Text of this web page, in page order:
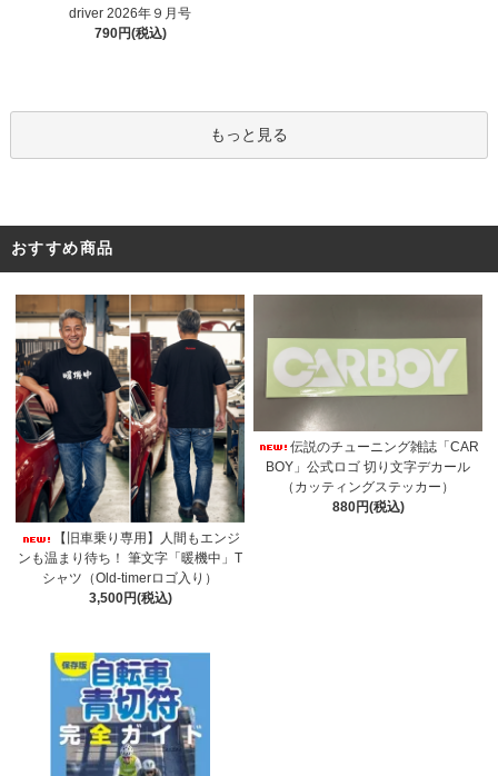
driver 2026年９月号
790円(税込)
もっと見る
おすすめ商品
【旧車乗り専用】人間もエンジ
ンも温まり待ち！ 筆文字「暖機中」T
シャツ（Old-timerロゴ入り）
3,500円(税込)
伝説のチューニング雑誌「CAR
BOY」公式ロゴ 切り文字デカール
（カッティングステッカー）
880円(税込)